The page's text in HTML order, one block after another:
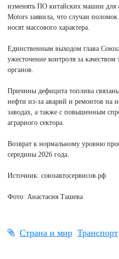
изменять ПО китайских машин для
Motors заявила, что случаи
носят массового характера.
Единственным выходом глава Союза
ужесточение контроля за
органов.
Причины дефицита топлива
нефти из-за аварий и ремонтов на
заводах, а также с повышенным
аграрного сектора.
Возврат к нормальному уровню
середины 2026 года.
Источник: союзавтосервисов.рф
Фото: Анастасия Ташева
Страна и мир Транспорт